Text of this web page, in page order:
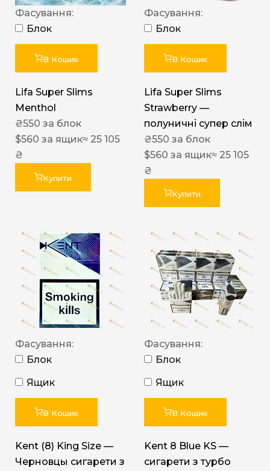
Фасування:
Блок
В Кошик
Lifa Super Slims
Menthol
₴550 за блок
$560 за ящик≈ 25 105
₴
Купити
Фасування:
Блок
В Кошик
Lifa Super Slims
Strawberry —
полуничні супер слім
₴550 за блок
$560 за ящик≈ 25 105
₴
Купити
Фасування:
Блок
Ящик
В Кошик
Kent (8) King Size —
Черновцы сигарети з
Фасування:
Блок
Ящик
В Кошик
Kent 8 Blue KS —
сигарети з турбо